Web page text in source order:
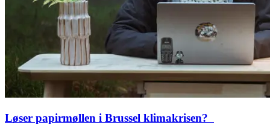
Løser papirmøllen i Brussel klimakrisen?